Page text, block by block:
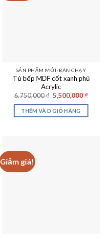
SẢN PHẨM MỚI-BÁN CHẠY
Tủ bếp MDF cốt xanh phủ
Acrylic
6,750,000₫ Giá
gốc
là:
6,750,000 ₫.
5,500,000 ₫Giá
THÊM VÀO GIỎ HÀNG
Giảm giá!